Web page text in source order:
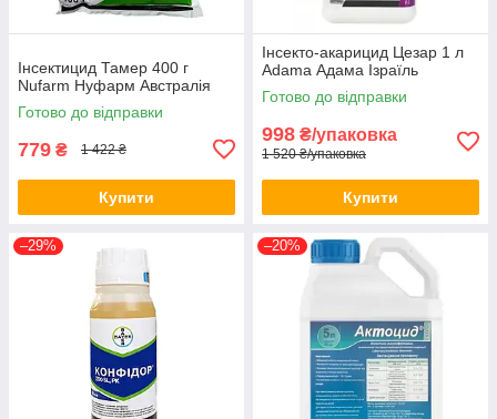
Інсектицид Тамер 400 г
Nufarm Нуфарм Австралія
Готово до відправки
779 ₴ 1 422 ₴
Купити
Інсекто-акарицид Цезар 1 л
Adama Адама Ізраїль
Готово до відправки
998 ₴/упаковка
1 520 ₴/упаковка
Купити
–29% –20%